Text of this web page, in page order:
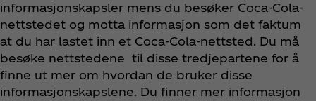
informasjonskapsler mens du besøker Coca‑Cola-
nettstedet og motta informasjon som det faktum
at du har lastet inn et Coca‑Cola-nettsted. Du må
besøke nettstedene til disse tredjepartene for å
finne ut mer om hvordan de bruker disse
informasjonskapslene. Du finner mer informasjon